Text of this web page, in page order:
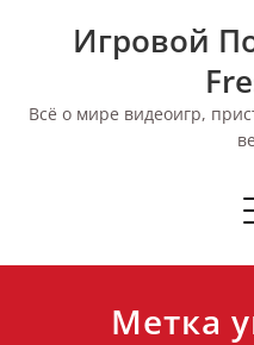
Игровой
Всё о мире видеоигр,
Метка